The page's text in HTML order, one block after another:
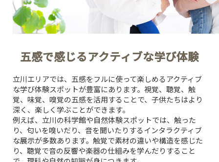
五感で感じるアクティブな学び体験
立川エリアでは、五感をフルに使って楽しめるアクティブ
な学び体験スポットが豊富にあります。視覚、聴覚、触
覚、味覚、嗅覚の五感を活用することで、子供たちはより
深く、楽しく学ぶことができます。
例えば、立川の科学館や自然体験スポットでは、触った
り、匂いを嗅いだり、音を聞いたりするインタラクティブ
な展示が多数あります。触覚で素材の違いや構造を感じた
り、聴覚で音の反響や楽器の仕組みを学んだりすること